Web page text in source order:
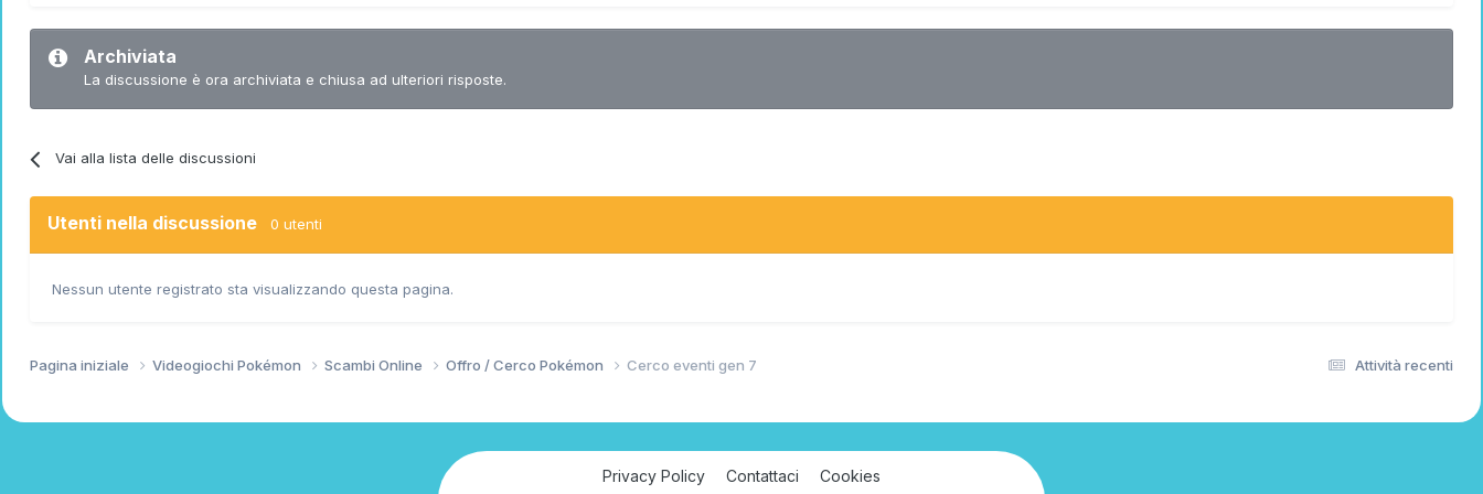
Archiviata
La discussione è ora archiviata e chiusa ad ulteriori risposte.
Vai alla lista delle discussioni
Utenti nella discussione 0 utenti
Nessun utente registrato sta visualizzando questa pagina.
Attività recenti
Pagina iniziale Videogiochi Pokémon Scambi Online Offro / Cerco Pokémon Cerco eventi gen 7
Privacy Policy Contattaci Cookies